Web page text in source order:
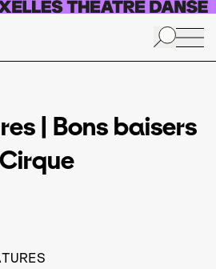
| Bons baisers
Cirque